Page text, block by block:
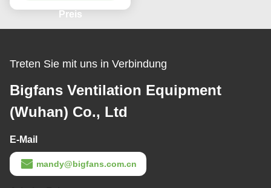
Preis
Treten Sie mit uns in Verbindung
Bigfans Ventilation Equipment
(Wuhan) Co., Ltd
E-Mail
mandy@bigfans.com.cn